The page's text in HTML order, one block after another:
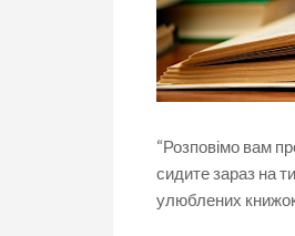
“Розповімо вам
сидите зараз на
улюблених